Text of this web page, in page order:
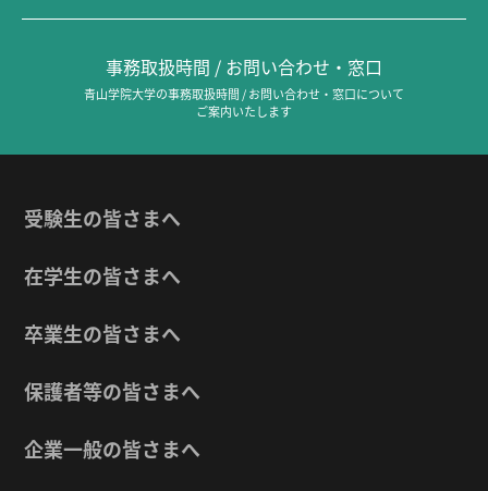
事務取扱時間 / お問い合わせ・窓口
青山学院大学の事務取扱時間 / お問い合わせ・窓口について
ご案内いたします
受験生の皆さまへ
在学生の皆さまへ
卒業生の皆さまへ
保護者等の皆さまへ
企業一般の皆さまへ